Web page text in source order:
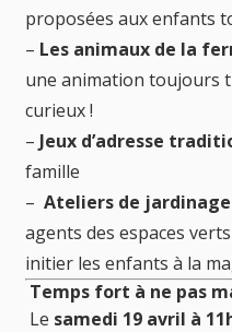
proposées aux enfants
– Les animaux de la
une animation toujours
curieux !
– Jeux d’adresse
famille
– Ateliers de jardinage
agents des espaces
initier les enfants à la
Temps fort à ne pas
Le samedi 19 avril à